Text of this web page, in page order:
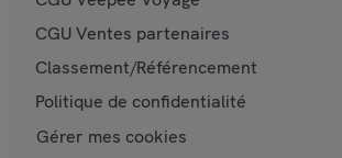
CGU Ventes partenaires
Classement/Référencement
Politique de confidentialité
Gérer mes cookies